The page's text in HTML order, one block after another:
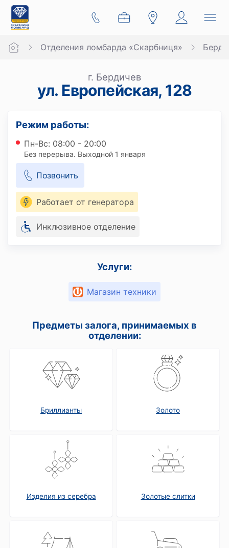
Отделения ломбарда «Скарбниця»
г. Бердичев
ул. Европейская, 128
Режим работы:
Пн-Вс: 08:00 - 20:00
Без перерыва. Выходной 1 января
Позвонить
Работает от генератора
Инклюзивное отделение
Услуги:
Магазин техники
Предметы залога, принимаемых в
отделении:
Бриллианты Золото
Изделия из серебра Золотые слитки